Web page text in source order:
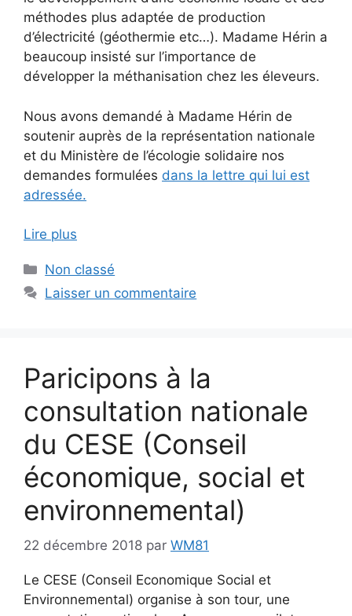
méthodes plus adaptée de production
d’électricité (géothermie etc…). Madame Hérin a
beaucoup insisté sur l’importance de
développer la méthanisation chez les éleveurs.
Nous avons demandé à Madame Hérin de
soutenir auprès de la représentation nationale
et du Ministère de l’écologie solidaire nos
demandes formulées dans la lettre qui lui est
adressée.
Lire plus
Catégories
Non classé
Laisser un commentaire
Paricipons à la
consultation nationale
du CESE (Conseil
économique, social et
environnemental)
22 décembre 2018 par WM81
Le CESE (Conseil Economique Social et
Environnemental) organise à son tour, une